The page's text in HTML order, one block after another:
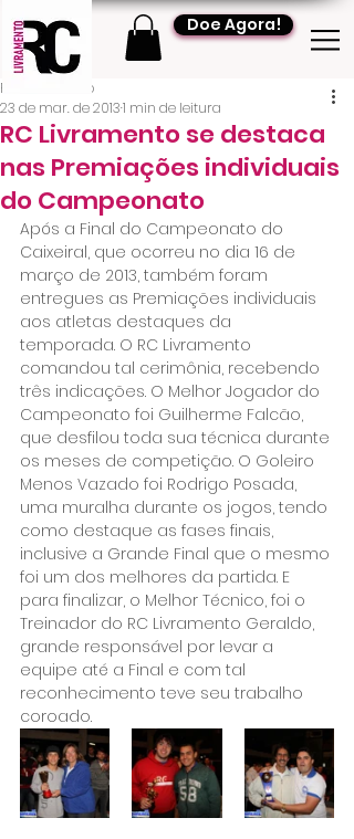
Doe Agora!
RC Livramento se destaca
nas Premiações individuais
do Campeonato
RC Livramento
23 de mar. de 20131 min de leitura
Após a Final do Campeonato do
Caixeiral, que ocorreu no dia 16 de
março de 2013, também foram
entregues as Premiações individuais
aos atletas destaques da
temporada. O RC Livramento
comandou tal cerimônia, recebendo
três indicações. O Melhor Jogador do
Campeonato foi Guilherme Falcão,
que desfilou toda sua técnica durante
os meses de competição. O Goleiro
Menos Vazado foi Rodrigo Posada,
uma muralha durante os jogos, tendo
como destaque as fases finais,
inclusive a Grande Final que o mesmo
foi um dos melhores da partida. E
para finalizar, o Melhor Técnico, foi o
Treinador do RC Livramento Geraldo,
grande responsável por levar a
equipe até a Final e com tal
reconhecimento teve seu trabalho
coroado.